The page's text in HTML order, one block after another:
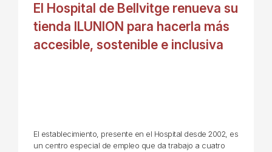
El Hospital de Bellvitge renueva su
tienda ILUNION para hacerla más
accesible, sostenible e inclusiva
El establecimiento, presente en el Hospital desde 2002, es
un centro especial de empleo que da trabajo a cuatro